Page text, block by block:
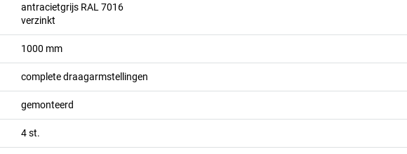
antracietgrijs RAL 7016
verzinkt
1000 mm
complete draagarmstellingen
gemonteerd
4st.